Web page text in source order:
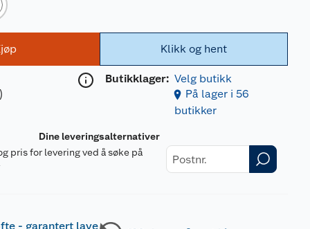
Klikk og hent
Butikklager: Velg butikk
På lager i 56
butikker
Dine leveringsalternativer
pris for levering ved å søke på
- garantert lave